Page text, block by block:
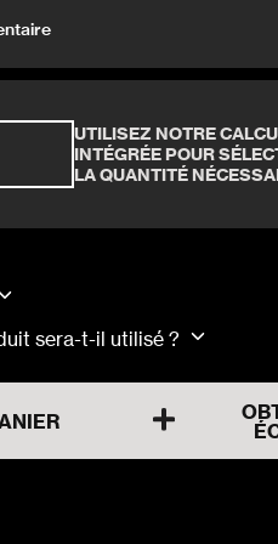
UTILISEZ NOTRE
INTÉGRÉE POUR
LA QUANTITÉ
sera-t-il utilisé ?
30x60x1cm